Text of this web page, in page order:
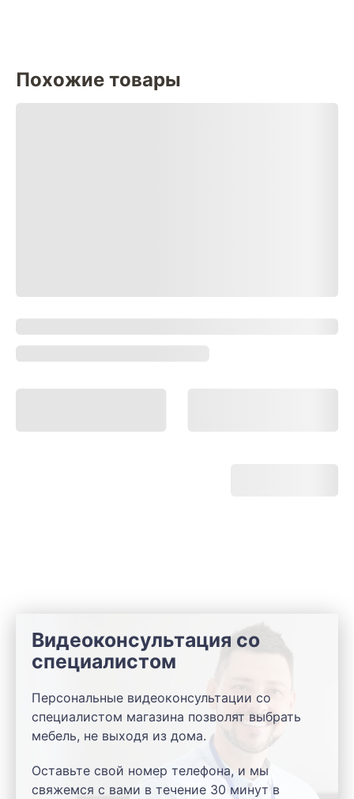
Похожие товары
Видеоконсультация со
специалистом
Персональные видеоконсультации со
специалистом магазина позволят выбрать
мебель, не выходя из дома.
Оставьте свой номер телефона, и мы
свяжемся с вами в течение 30 минут в